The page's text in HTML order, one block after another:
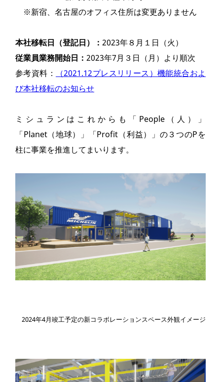
※新宿、名古屋のオフィス住所は変更ありません
本社移転日（登記日）： 2023年８月１日（火）
従業員業務開始日： 2023年7月３日（月）より順次
参考資料：
（2021.12プレスリリース）機能統合およ
び本社移転のお知らせ
ミシュランはこれからも「People（人）」
「Planet（地球）」「Profit（利益）」の３つのPを
柱に事業を推進してまいります。
2024年4月竣工予定の新コラボレーションスペース外観イメージ